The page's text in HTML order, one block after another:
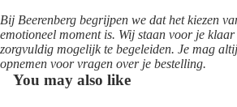
Bij Beerenberg begrijpen we dat het kiezen
emotioneel moment is. Wij staan voor je
zorgvuldig mogelijk te begeleiden. Je mag
opnemen voor vragen over je bestelling.
You may also like